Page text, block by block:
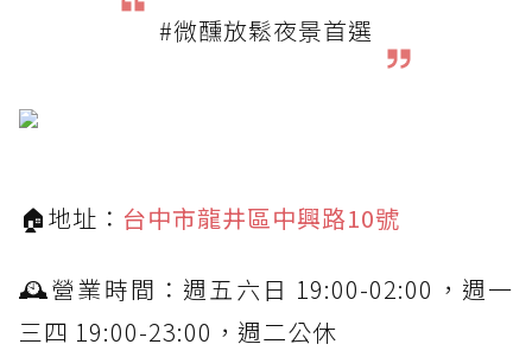
#微醺放鬆夜景首選
🏠地址： 台中市龍井區中興路10號
🕰營業時間：週五六日 19:00-02:00，週一
三四 19:00-23:00，週二公休